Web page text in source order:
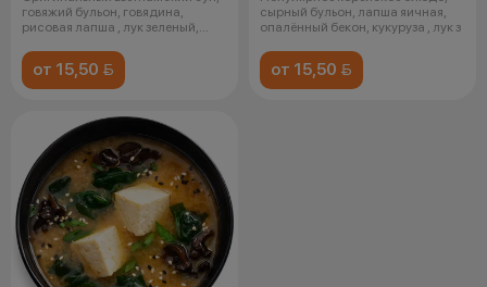
говяжий бульон, говядина,
рисовая лапша , лук зеленый,
от 15,50 
сырный бульон, лапша яичная,
опалённый бекон, кукуруза , лук з
от 15,50 